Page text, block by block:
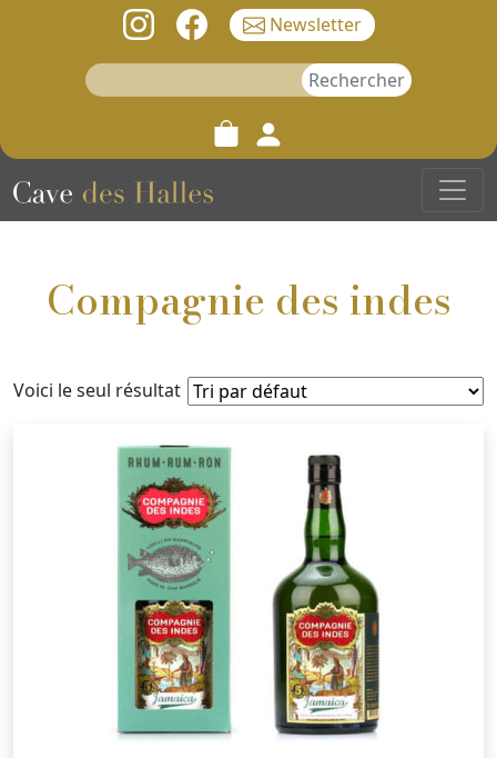
Newsletter
Rechercher :
Compagnie des indes
Voici le seul résultat